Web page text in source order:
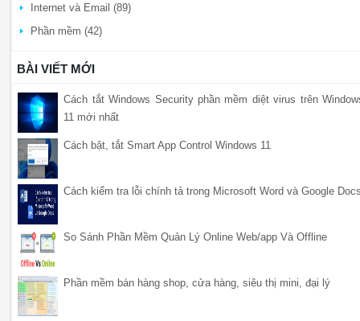
Internet và Email (89)
Phần mềm (42)
BÀI VIẾT MỚI
Cách tắt Windows Security phần mềm diệt virus trên
11 mới nhất
Cách bật, tắt Smart App Control Windows 11
Cách kiểm tra lỗi chính tả trong Microsoft Word và Google
So Sánh Phần Mềm Quản Lý Online Web/app Và Offline
Phần mềm bán hàng shop, cửa hàng, siêu thị mini, đại lý